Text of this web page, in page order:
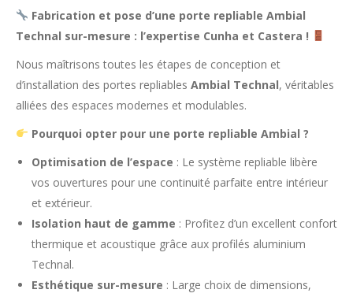
Fabrication et pose d’une porte repliable Ambial
Technal sur-mesure : l’expertise Cunha et Castera !
Nous maîtrisons toutes les étapes de conception et
d’installation des portes repliables Ambial Technal, véritables
alliées des espaces modernes et modulables.
Pourquoi opter pour une porte repliable Ambial ?
Optimisation de l’espace : Le système repliable libère
vos ouvertures pour une continuité parfaite entre intérieur
et extérieur.
Isolation haut de gamme : Profitez d’un excellent confort
thermique et acoustique grâce aux profilés aluminium
Technal.
Esthétique sur-mesure : Large choix de dimensions,